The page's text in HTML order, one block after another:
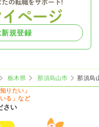
規登録
栃木県 那須烏山市
那須烏
りたい」
る」など
さい